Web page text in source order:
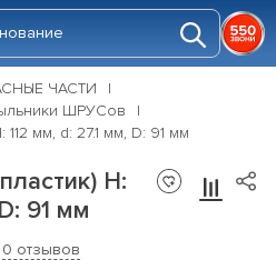
ЧАСТИ
ШРУСов
мм, d: 27.1 мм, D: 91 мм
H:
91 мм
0 отзывов